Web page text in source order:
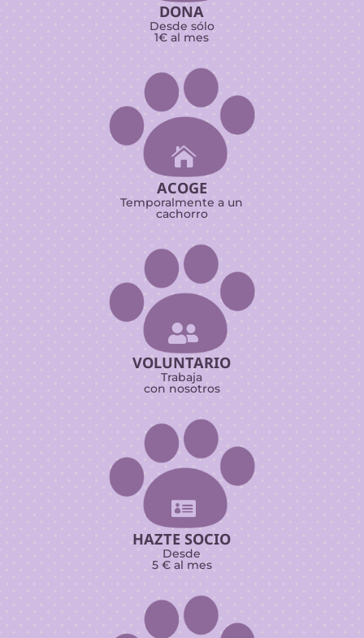
DONA
Desde sólo
1€ al mes

ACOGE
Temporalmente a un
cachorro

VOLUNTARIO
Trabaja
con nosotros

HAZTE SOCIO
Desde
5 € al mes